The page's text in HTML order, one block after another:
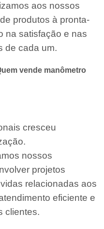
aos nossos
produtos à pronta-
na satisfação e nas
de cada um.
vende manômetro
cresceu
nossos
projetos
relacionadas aos
eficiente e
clientes.